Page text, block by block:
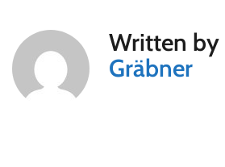
Written by
Gräbner